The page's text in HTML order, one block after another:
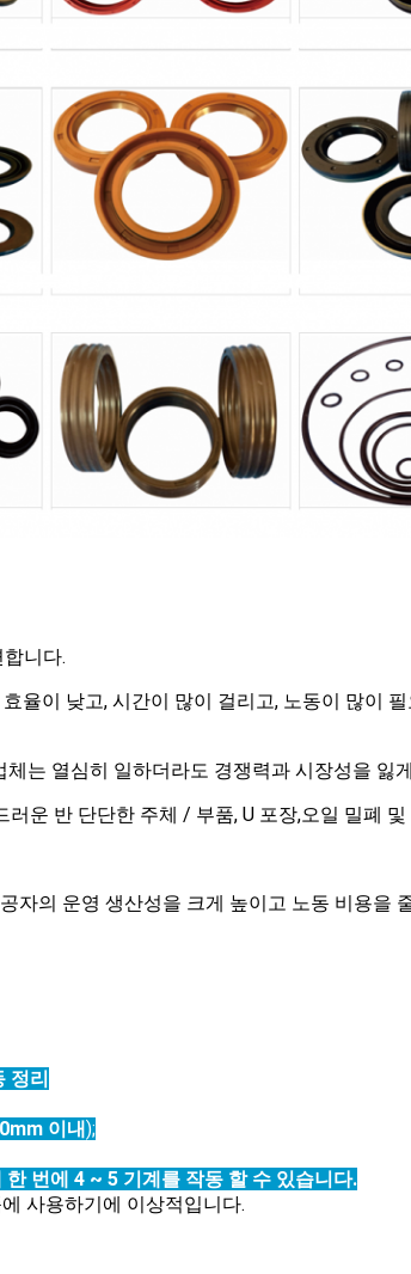
니다.
율이 낮고, 시간이 많이 걸리고, 노동이 많이
는 열심히 일하더라도 경쟁력과 시장성을 잃
운 반 단단한 주체 / 부품, U 포장,오일 밀폐
자의 운영 생산성을 크게 높이고 노동 비용을
정리
이내);
번에 4 ~ 5 기계를 작동 할 수 있습니다.
사용하기에 이상적입니다.